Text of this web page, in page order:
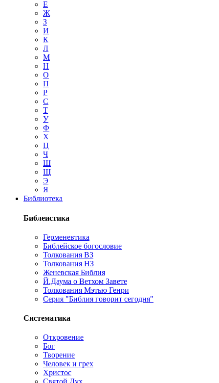
Е
Ж
З
И
К
Л
М
Н
О
П
Р
С
Т
У
Ф
Х
Ц
Ч
Ш
Щ
Э
Я
Библиотека
Библеистика
Герменевтика
Библейское богословие
Толкования ВЗ
Толкования НЗ
Женевская Библия
Й.Даума о Ветхом Завете
Толкования Мэтью Генри
Серия "Библия говорит сегодня"
Систематика
Откровение
Бог
Творение
Человек и грех
Христос